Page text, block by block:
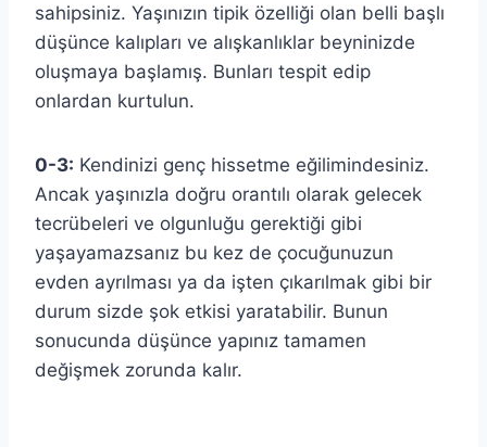
sahipsiniz. Yaşınızın tipik özelliği olan belli başlı
düşünce kalıpları ve alışkanlıklar beyninizde
oluşmaya başlamış. Bunları tespit edip
onlardan kurtulun.
0-3: Kendinizi genç hissetme eğilimindesiniz.
Ancak yaşınızla doğru orantılı olarak gelecek
tecrübeleri ve olgunluğu gerektiği gibi
yaşayamazsanız bu kez de çocuğunuzun
evden ayrılması ya da işten çıkarılmak gibi bir
durum sizde şok etkisi yaratabilir. Bunun
sonucunda düşünce yapınız tamamen
değişmek zorunda kalır.